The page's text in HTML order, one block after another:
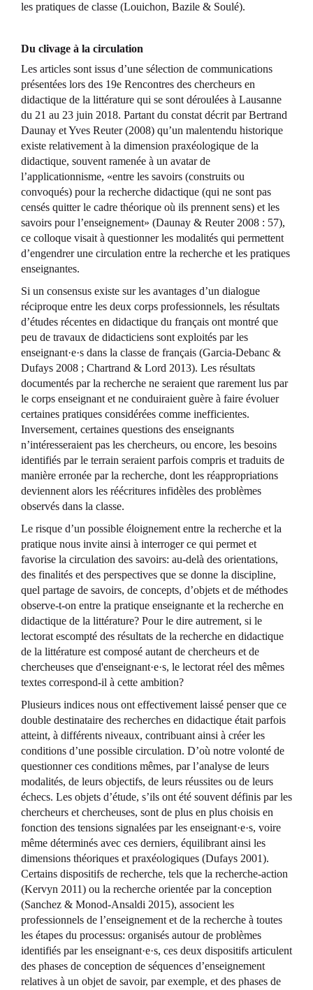
les pratiques de classe (Louichon, Bazile & Soulé).
Du clivage à la circulation
Les articles sont issus d’une sélection de communications
présentées lors des 19e Rencontres des chercheurs en
didactique de la littérature qui se sont déroulées à Lausanne
du 21 au 23 juin 2018. Partant du constat décrit par Bertrand
Daunay et Yves Reuter (2008) qu’un malentendu historique
existe relativement à la dimension praxéologique de la
didactique, souvent ramenée à un avatar de
l’applicationnisme, «entre les savoirs (construits ou
convoqués) pour la recherche didactique (qui ne sont pas
censés quitter le cadre théorique où ils prennent sens) et les
savoirs pour l’enseignement» (Daunay & Reuter 2008 : 57),
ce colloque visait à questionner les modalités qui permettent
d’engendrer une circulation entre la recherche et les pratiques
enseignantes.
Si un consensus existe sur les avantages d’un dialogue
réciproque entre les deux corps professionnels, les résultats
d’études récentes en didactique du français ont montré que
peu de travaux de didacticiens sont exploités par les
enseignant·e·s dans la classe de français (Garcia-Debanc &
Dufays 2008 ; Chartrand & Lord 2013). Les résultats
documentés par la recherche ne seraient que rarement lus par
le corps enseignant et ne conduiraient guère à faire évoluer
certaines pratiques considérées comme inefficientes.
Inversement, certaines questions des enseignants
n’intéresseraient pas les chercheurs, ou encore, les besoins
identifiés par le terrain seraient parfois compris et traduits de
manière erronée par la recherche, dont les réappropriations
deviennent alors les réécritures infidèles des problèmes
observés dans la classe.
Le risque d’un possible éloignement entre la recherche et la
pratique nous invite ainsi à interroger ce qui permet et
favorise la circulation des savoirs: au-delà des orientations,
des finalités et des perspectives que se donne la discipline,
quel partage de savoirs, de concepts, d’objets et de méthodes
observe-t-on entre la pratique enseignante et la recherche en
didactique de la littérature? Pour le dire autrement, si le
lectorat escompté des résultats de la recherche en didactique
de la littérature est composé autant de chercheurs et de
chercheuses que d'enseignant·e·s, le lectorat réel des mêmes
textes correspond-il à cette ambition?
Plusieurs indices nous ont effectivement laissé penser que ce
double destinataire des recherches en didactique était parfois
atteint, à différents niveaux, contribuant ainsi à créer les
conditions d’une possible circulation. D’où notre volonté de
questionner ces conditions mêmes, par l’analyse de leurs
modalités, de leurs objectifs, de leurs réussites ou de leurs
échecs. Les objets d’étude, s’ils ont été souvent définis par les
chercheurs et chercheuses, sont de plus en plus choisis en
fonction des tensions signalées par les enseignant·e·s, voire
même déterminés avec ces derniers, équilibrant ainsi les
dimensions théoriques et praxéologiques (Dufays 2001).
Certains dispositifs de recherche, tels que la recherche-action
(Kervyn 2011) ou la recherche orientée par la conception
(Sanchez & Monod-Ansaldi 2015), associent les
professionnels de l’enseignement et de la recherche à toutes
les étapes du processus: organisés autour de problèmes
identifiés par les enseignant·e·s, ces deux dispositifs articulent
des phases de conception de séquences d’enseignement
relatives à un objet de savoir, par exemple, et des phases de